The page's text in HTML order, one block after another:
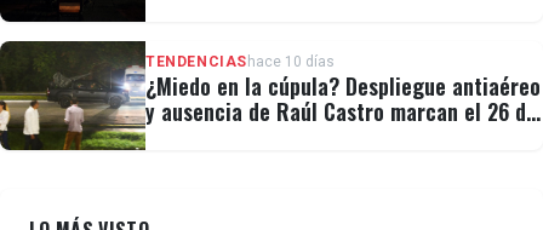
TENDENCIAS hace 10 días
¿Miedo en la cúpula? Despliegue antiaéreo
y ausencia de Raúl Castro marcan el 26 de